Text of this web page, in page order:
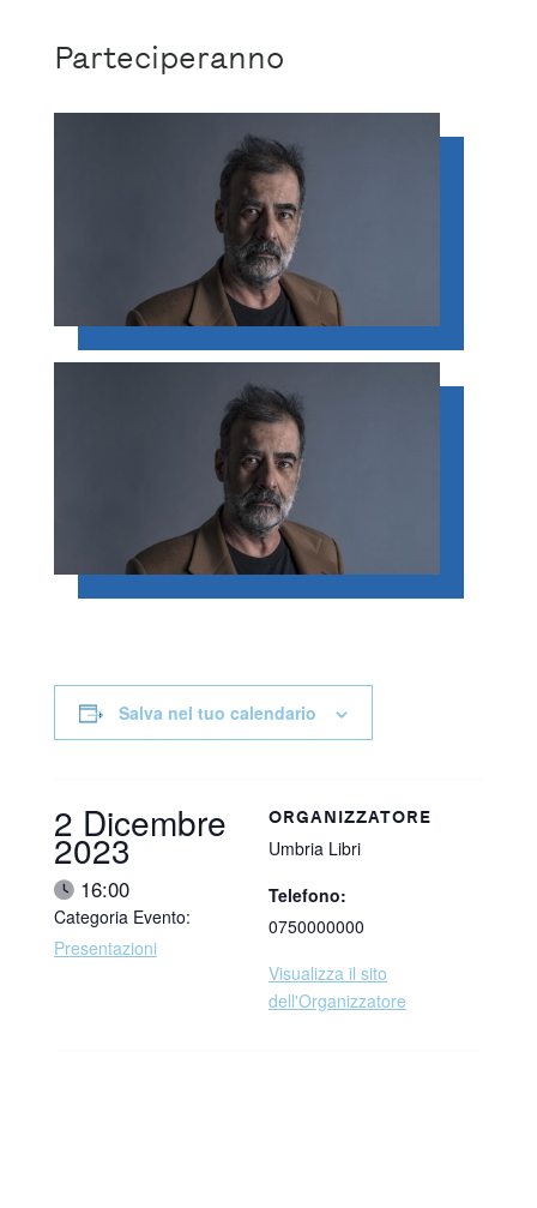
Parteciperanno
Salva nel tuo calendario
Data:
2 Dicembre
2023
Ora:16:00
Categoria Evento:
Presentazioni
ORGANIZZATORE
Umbria Libri
Telefono:
0750000000
Visualizza il sito
dell'Organizzatore